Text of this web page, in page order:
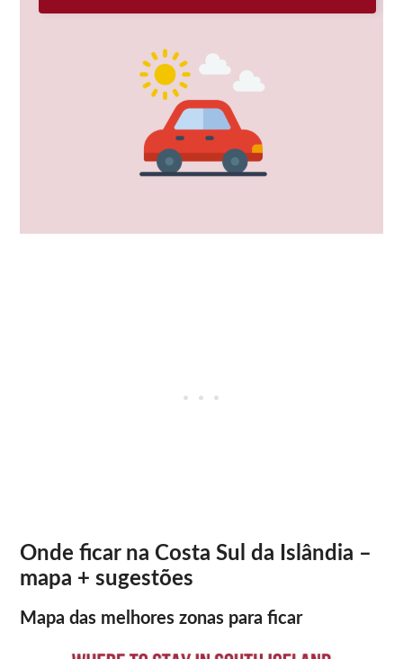
Onde ficar na Costa Sul da Islândia –
mapa + sugestões
Mapa das melhores zonas para ficar